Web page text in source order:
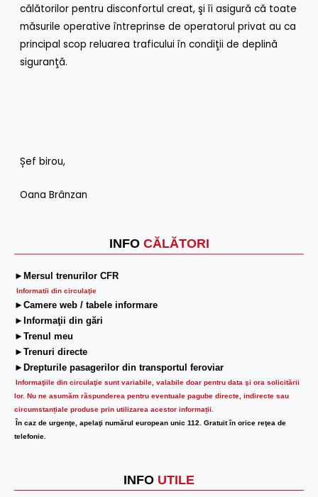
INFO CĂLĂTORI
►Mersul trenurilor CFR
Informatii din circulaţie
►Camere web / tabele informare
►Informaţii din gări
►Trenul meu
►Trenuri directe
►Drepturile pasagerilor din transportul feroviar
Informaţiile din circulaţie sunt variabile, valabile doar pentru data şi ora solicitării
lor. Nu ne asumăm răspunderea pentru eventuale pagube directe, indirecte sau
circumstanțiale produse prin utilizarea acestor informații.
În caz de urgenţe, apelaţi numărul european unic 112. Gratuit în orice reţea de
telefonie.
INFO UTILE
călătorilor pentru disconfortul creat, şi îi asigură că toate
măsurile operative întreprinse de operatorul privat au ca
principal scop reluarea traficului în condiţii de deplină
siguranţă.
Șef birou,
Oana Brânzan